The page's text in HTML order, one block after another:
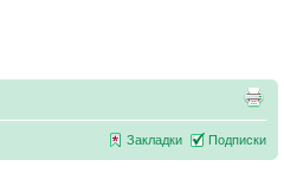
Закладки Подписки